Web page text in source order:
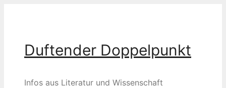
Duftender Doppelpunkt
Infos aus Literatur und Wissenschaft